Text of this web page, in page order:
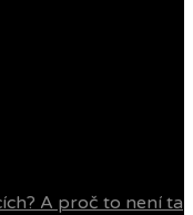
A proč to není ta